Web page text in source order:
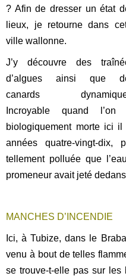
? Afin de dresser un état
lieux, je retourne dans
ville wallonne.
J’y découvre des
d’algues ainsi que
canards
Incroyable quand
biologiquement morte ici
années quatre-vingt-
tellement polluée que
promeneur avait jeté
MANCHES D’INCENDIE
Ici, à Tubize, dans le
venu à bout de telles
se trouve-t-elle pas sur